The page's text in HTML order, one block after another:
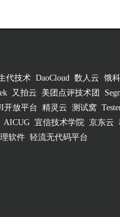
代技术 DaoCloud 数人云 饿
又拍云 美团点评技术团
开放平台 精灵云 测试窝
AICUG 宜信技术学院 京东云
软件 轻流无代码平台